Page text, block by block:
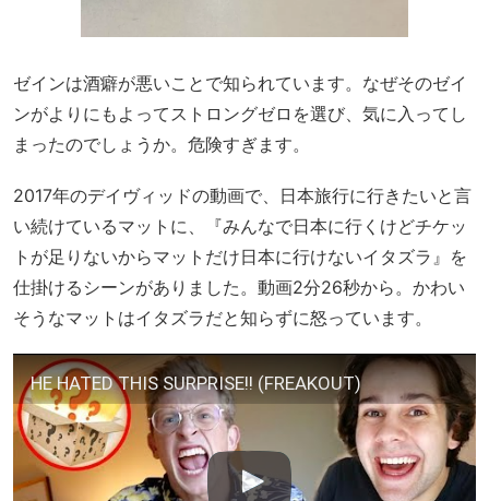
ゼインは酒癖が悪いことで知られています。なぜそのゼイ
ンがよりにもよってストロングゼロを選び、気に入ってし
まったのでしょうか。危険すぎます。
2017年のデイヴィッドの動画で、日本旅行に行きたいと言
い続けているマットに、『みんなで日本に行くけどチケッ
トが足りないからマットだけ日本に行けないイタズラ』を
仕掛けるシーンがありました。動画2分26秒から。かわい
そうなマットはイタズラだと知らずに怒っています。
HE HATED THIS SURPRISE!! (FREAKOUT)